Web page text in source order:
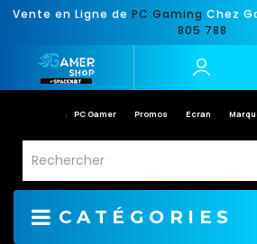
Vente en Ligne de PC Gaming Chez
805 788
PC Gamer Promos Ecran
CATÉGORIES